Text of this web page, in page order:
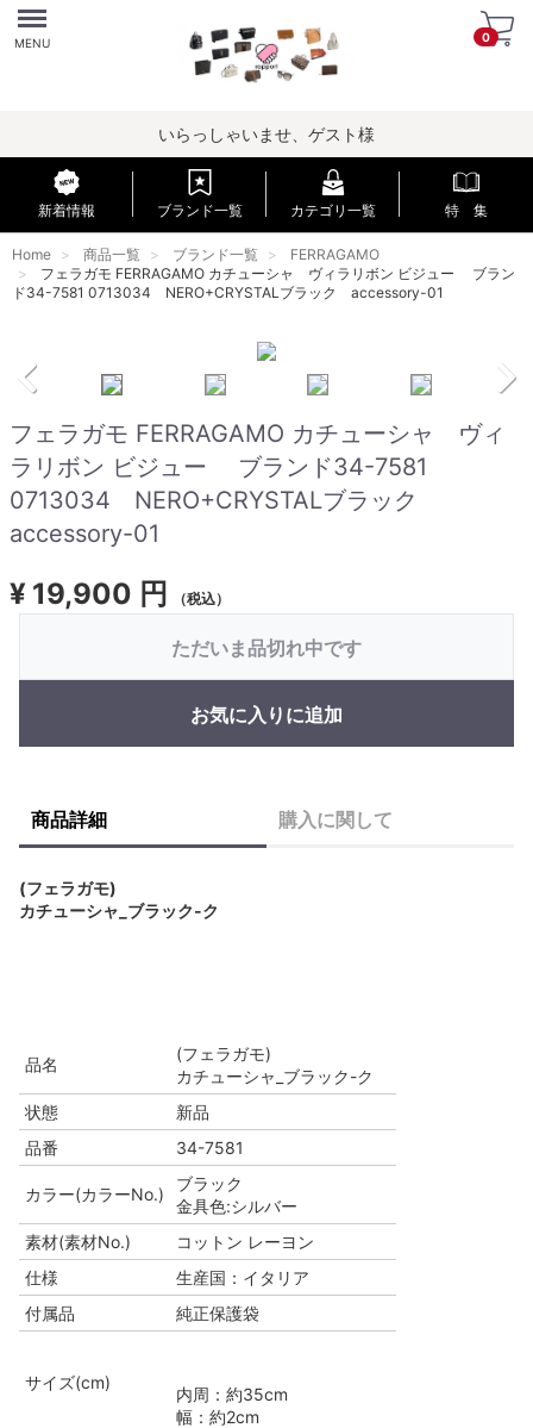
Menu
MENU 0
いらっしゃいませ、ゲスト様
新着情報 ブランド一覧 カテゴリ一覧 特 集
Home 商品一覧 ブランド一覧
FERRAGAMO
フェラガモ FERRAGAMO カチューシャ ヴィラリボン ビジュー ブラン
ド34-7581 0713034 NERO+CRYSTALブラック accessory-01
フェラガモ FERRAGAMO カチューシャ ヴィ
ラリボン ビジュー ブランド34-7581
0713034 NERO+CRYSTALブラック
accessory-01
¥ 19,900 円 （税込）
ただいま品切れ中です
お気に入りに追加
商品詳細 購入に関して
(フェラガモ)
カチューシャ_ブラック-ク
品名
(フェラガモ)
カチューシャ_ブラック-ク
状態
新品
品番
34-7581
カラー(カラーNo.)
ブラック
金具色:シルバー
素材(素材No.)
コットン レーヨン
仕様
生産国：イタリア
付属品
純正保護袋
サイズ(cm)
内周：約35cm
幅：約2cm